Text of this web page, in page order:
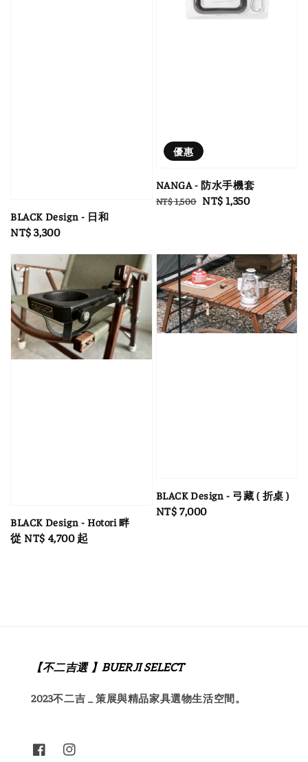
BLACK Design - 日和
Regular
NT$ 3,300
優惠
NANGA - 防水手機套
Regular
NT$ 1,500 Sale
NT$ 1,350
BLACK Design - Hotori 畔
Regular
從 NT$ 4,700起
BLACK Design - 弓藏 ( 折桌 )
Regular
NT$ 7,000
【不二吉選 】BUERJI SELECT
2023不二吉 _ 策展與精品家具選物生活空間。